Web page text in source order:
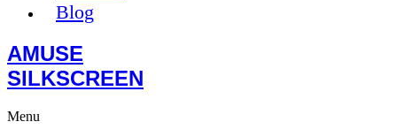
Blog
AMUSE
SILKSCREEN
Menu